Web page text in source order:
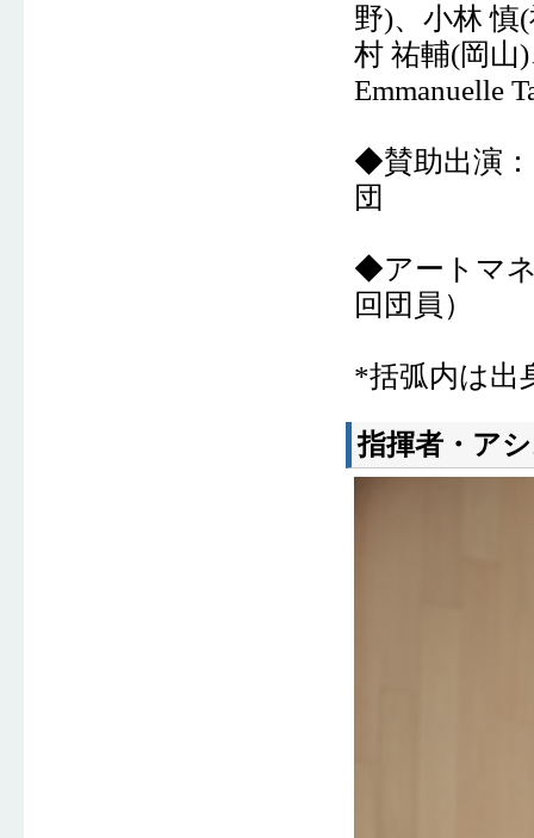
野)、小林 慎
村 祐輔(岡山
Emmanuelle
◆賛助出演：
団
◆アートマネ
回団員）
*括弧内は出
指揮者・ア